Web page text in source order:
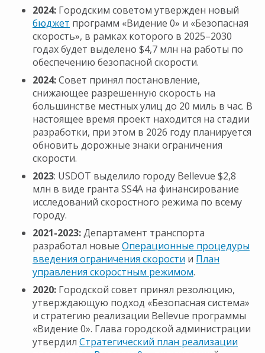
2024: Городским советом утвержден новый
бюджет программ «Видение 0» и «Безопасная
скорость», в рамках которого в 2025–2030
годах будет выделено $4,7 млн на работы по
обеспечению безопасной скорости.
2024:Совет принял постановление,
снижающее разрешенную скорость на
большинстве местных улиц до 20 миль в час. В
настоящее время проект находится на стадии
разработки, при этом в 2026 году планируется
обновить дорожные знаки ограничения
скорости.
2023: USDOT выделило городу Bellevue $2,8
млн в виде гранта SS4A на финансирование
исследований скоростного режима по всему
городу.
2021-2023:Департамент транспорта
разработал новые Операционные процедуры
введения ограничения скорости и План
управления скоростным режимом.
2020: Городской совет принял резолюцию,
утверждающую подход «Безопасная система»
и стратегию реализации Bellevue программы
«Видение 0». Глава городской администрации
утвердил Стратегический план реализации